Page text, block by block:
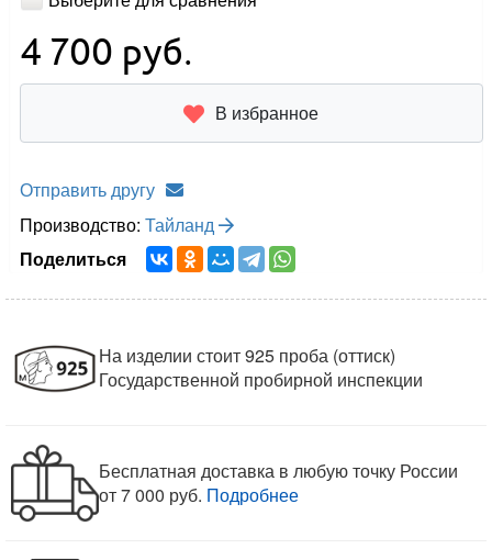
4 700 руб.
В избранное
Отправить другу
Производство:Тайланд
Поделиться
На изделии стоит 925 проба (оттиск)
Государственной пробирной инспекции
Бесплатная доставка в любую точку России
от 7 000 руб. Подробнее